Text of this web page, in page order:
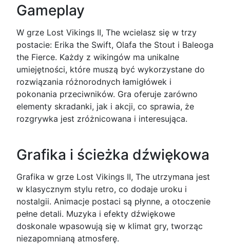
Gameplay
W grze Lost Vikings II, The wcielasz się w trzy
postacie: Erika the Swift, Olafa the Stout i Baleoga
the Fierce. Każdy z wikingów ma unikalne
umiejętności, które muszą być wykorzystane do
rozwiązania różnorodnych łamigłówek i
pokonania przeciwników. Gra oferuje zarówno
elementy skradanki, jak i akcji, co sprawia, że
rozgrywka jest zróżnicowana i interesująca.
Grafika i ścieżka dźwiękowa
Grafika w grze Lost Vikings II, The utrzymana jest
w klasycznym stylu retro, co dodaje uroku i
nostalgii. Animacje postaci są płynne, a otoczenie
pełne detali. Muzyka i efekty dźwiękowe
doskonale wpasowują się w klimat gry, tworząc
niezapomnianą atmosferę.